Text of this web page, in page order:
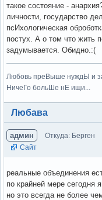
такое состояние -
личности, государство
псИхологическая
постух. А о том что жить
задумывается. Обидно.:(
Любовь преВыше нуждЫ и
НичеГо больШе нЕ ищи...
Вне форума
Любава
админ Откуда: Берген
Сайт
реальные объединения
по крайней мере сегодня
но это всегда не более